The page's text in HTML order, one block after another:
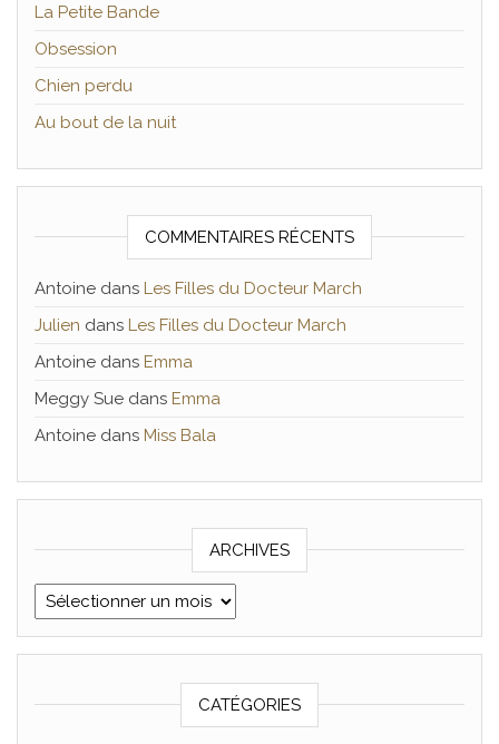
La Petite Bande
Obsession
Chien perdu
Au bout de la nuit
COMMENTAIRES RÉCENTS
Antoine dans Les Filles du Docteur March
Julien dans Les Filles du Docteur March
Antoine dans Emma
Meggy Sue dans Emma
Antoine dans Miss Bala
ARCHIVES
Archives
CATÉGORIES